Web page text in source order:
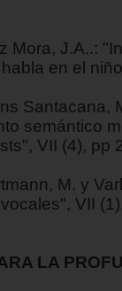
Mora, J.A..:
en el
Santacana,
semántico
VII (4), pp
M. y
VII
LA